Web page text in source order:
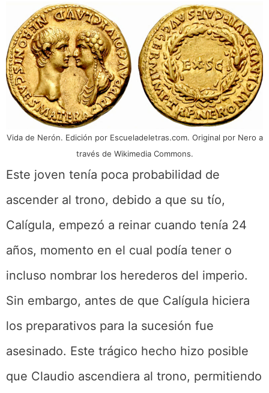
Vida de Nerón. Edición por Escueladeletras.com. Original por Nero a
través de Wikimedia Commons.
Este joven tenía poca probabilidad de
ascender al trono, debido a que su tío,
Calígula, empezó a reinar cuando tenía 24
años, momento en el cual podía tener o
incluso nombrar los herederos del imperio.
Sin embargo, antes de que Calígula hiciera
los preparativos para la sucesión fue
asesinado. Este trágico hecho hizo posible
que Claudio ascendiera al trono, permitiendo